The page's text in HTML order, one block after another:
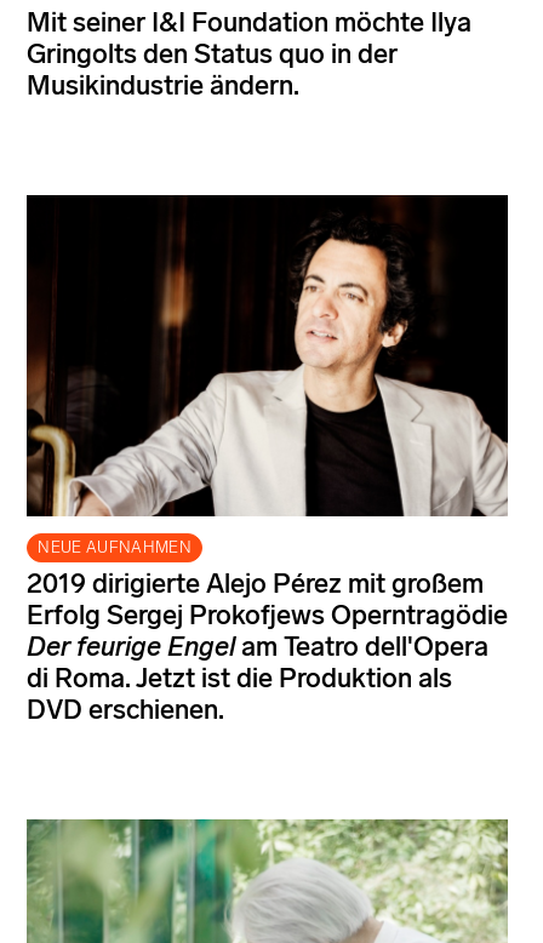
Mit seiner I&I Foundation möchte Ilya
Gringolts den Status quo in der
Musikindustrie ändern.
NEUE AUFNAHMEN
2019 dirigierte Alejo Pérez mit großem
Erfolg Sergej Prokofjews Operntragödie
Der feurige Engelam Teatro dell'Opera
di Roma. Jetzt ist die Produktion als
DVD erschienen.